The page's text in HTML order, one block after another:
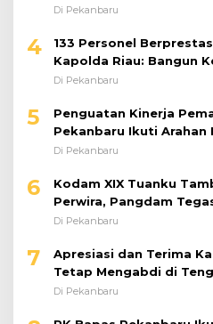
Doktrin TNI AD
Di Pekanbaru
4
133 Personel
Kapolda Riau: Bangun
dengan Karya Nyata
Di Pekanbaru
5
Penguatan Kinerja
Pekanbaru Ikuti Arahan
Di Pekanbaru
6
Kodam XIX Tuanku
Perwira, Pangdam
Perkuat Kinerja Satuan
Di Pekanbaru
7
Apresiasi dan Terima
Tetap Mengabdi di
Di Pekanbaru